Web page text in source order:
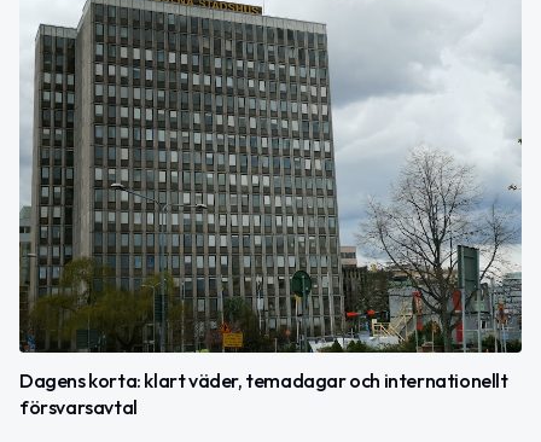
Dagens korta: klart väder, temadagar och internationellt
försvarsavtal